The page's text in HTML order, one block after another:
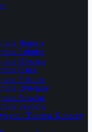
Bogoria
Łubnice
Oleśnica
Osiek
Połaniec
Rytwiany
Staszów
Szydłów
i Tadeusz Kubaccy